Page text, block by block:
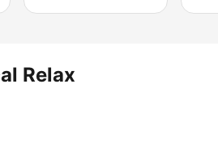
Relax